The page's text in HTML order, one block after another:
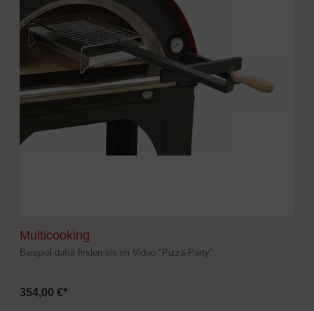
Multicooking
Beispiel dafür finden sie im Video "Pizza-Party"
354,00 €*